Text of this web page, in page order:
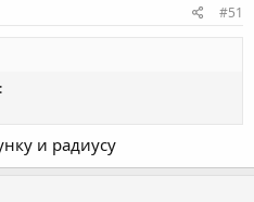
#51
и радиусу